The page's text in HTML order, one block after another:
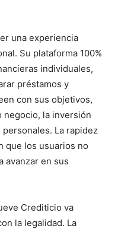
una experiencia
Su plataforma 100%
individuales,
préstamos y
con sus objetivos,
negocio, la inversión
La rapidez
que los usuarios no
avanzar en sus
Crediticio va
la legalidad. La